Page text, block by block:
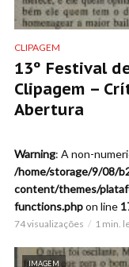
CLIPAGEM
13º Festival
Clipagem –
Abertura
Warning: A non-
/home/storage/9/08/
content/themes/
functions.phpon line
74 visualizações 1 min.
IMAGEM